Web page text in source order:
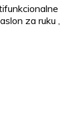
za ruku ,